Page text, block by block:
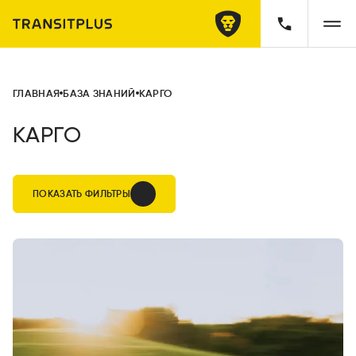
ГЛАВНАЯ БАЗА ЗНАНИЙ КАРГО
КАРГО
ПОКАЗАТЬ ФИЛЬТРЫ
Новости
278
Темы